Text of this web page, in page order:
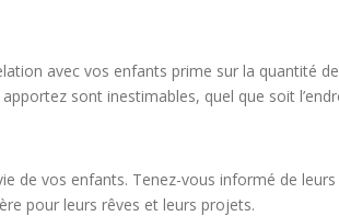
avec vos enfants prime sur la quantité
sont inestimables, quel que soit
de vos enfants. Tenez-vous informé de
pour leurs rêves et leurs projets.